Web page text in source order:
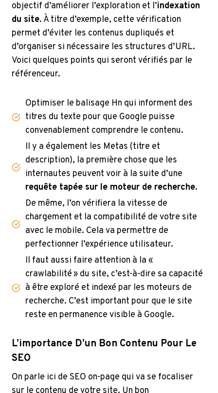
objectif d’améliorer l’exploration et l’indexation
du site. À titre d’exemple, cette vérification
permet d’éviter les contenus dupliqués et
d’organiser si nécessaire les structures d’URL.
Voici quelques points qui seront vérifiés par le
référenceur.
Optimiser le balisage Hn qui informent des
titres du texte pour que Google puisse
convenablement comprendre le contenu.
Il y a également les Metas (titre et
description), la première chose que les
internautes peuvent voir à la suite d’une
requête tapée sur le moteur de recherche.
De même, l’on vérifiera la vitesse de
chargement et la compatibilité de votre site
avec le mobile. Cela va permettre de
perfectionner l’expérience utilisateur.
Il faut aussi faire attention à la «
crawlabilité » du site, c’est-à-dire sa capacité
à être exploré et indexé par les moteurs de
recherche. C’est important pour que le site
reste en permanence visible à Google.
L’importance D’un Bon Contenu Pour Le
SEO
On parle ici de SEO on-page qui va se focaliser